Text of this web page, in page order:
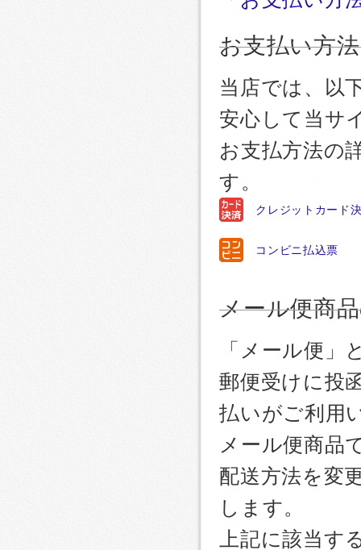
お支払い方
当店では、以
安心して当サ
お支払方法の
す。
クレジットカード
コンビニ払込票
メール便商
「メール便」
郵便受けに投
払いがご利用
メール便商品
配送方法を変
します。
上記に該当